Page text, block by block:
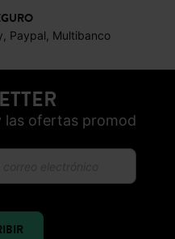
Paypal, Multibanco
las ofertas promod